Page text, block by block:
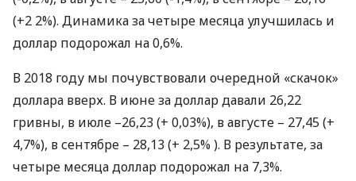
(+2 2%). Динамика за четыре месяца улучшилась и
доллар подорожал на 0,6%.
В 2018 году мы почувствовали очередной «скачок»
доллара вверх. В июне за доллар давали 26,22
гривны, в июле –26,23 (+ 0,03%), в августе – 27,45 (+
4,7%), в сентябре – 28,13 (+ 2,5% ). В результате, за
четыре месяца доллар подорожал на 7,3%.